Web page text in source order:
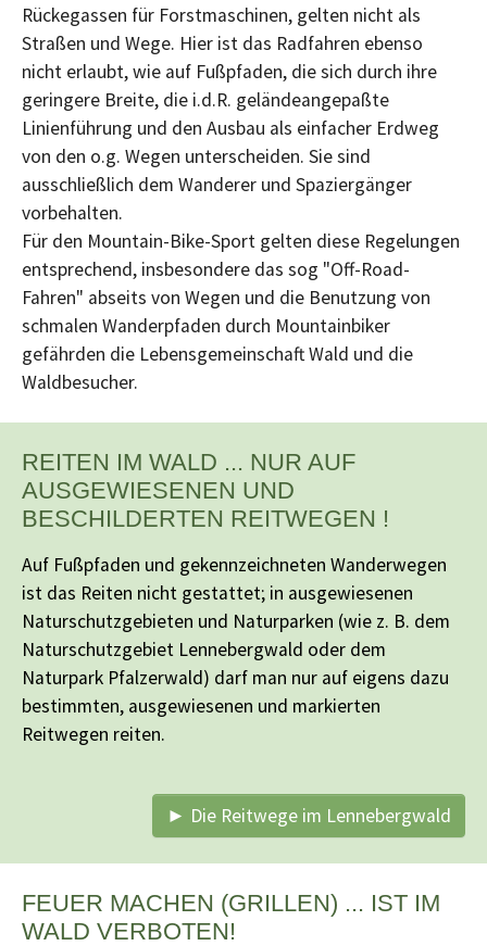
Rückegassen für Forstmaschinen, gelten nicht als
Straßen und Wege. Hier ist das Radfahren ebenso
nicht erlaubt, wie auf Fußpfaden, die sich durch ihre
geringere Breite, die i.d.R. geländeangepaßte
Linienführung und den Ausbau als einfacher Erdweg
von den o.g. Wegen unterscheiden. Sie sind
ausschließlich dem Wanderer und Spaziergänger
vorbehalten.
Für den Mountain-Bike-Sport gelten diese Regelungen
entsprechend, insbesondere das sog "Off-Road-
Fahren" abseits von Wegen und die Benutzung von
schmalen Wanderpfaden durch Mountainbiker
gefährden die Lebensgemeinschaft Wald und die
Waldbesucher.
REITEN IM WALD ... NUR AUF
AUSGEWIESENEN UND
BESCHILDERTEN REITWEGEN !
Auf Fußpfaden und gekennzeichneten Wanderwegen
ist das Reiten nicht gestattet; in ausgewiesenen
Naturschutzgebieten und Naturparken (wie z. B. dem
Naturschutzgebiet Lennebergwald oder dem
Naturpark Pfalzerwald) darf man nur auf eigens dazu
bestimmten, ausgewiesenen und markierten
Reitwegen reiten.
► Die Reitwege im Lennebergwald
FEUER MACHEN (GRILLEN) ... IST IM
WALD VERBOTEN!